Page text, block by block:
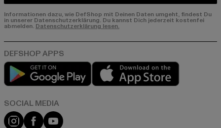
Informationen dazu, wie DefShop mit Deinen Daten umgeht, findest Du
in unserer Datenschutzerklärung. Du kannst Dich jederzeit kostenfei
abmelden. Datenschutzerklärung lesen.
Play market
Instagram
FacebookYouTube